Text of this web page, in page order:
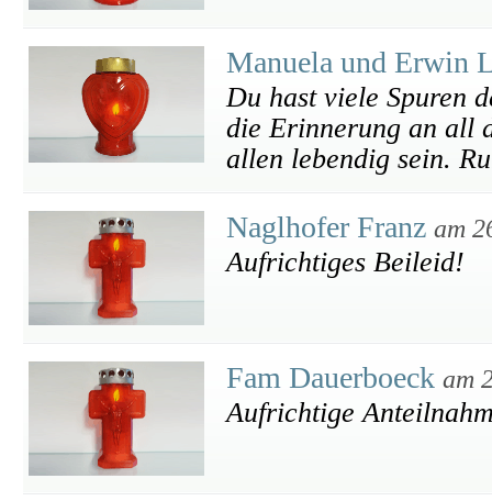
Manuela und Erwin
Du hast viele Spuren
die Erinnerung an all
allen lebendig sein.
Naglhofer Franz am
Aufrichtiges Beileid!
Fam Dauerboeck am
Aufrichtige